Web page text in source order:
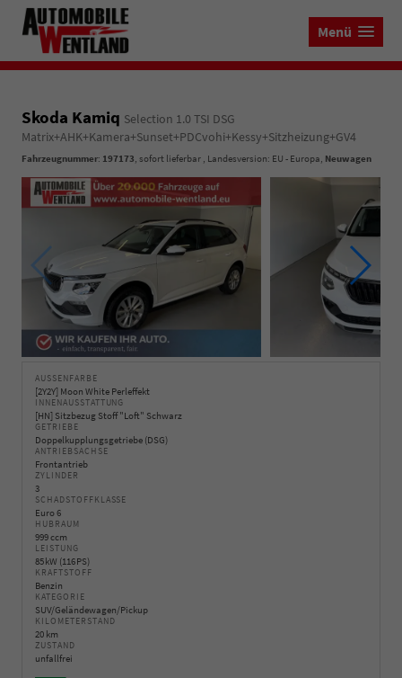
Menü
Skoda Kamiq Selection 1.0 TSI DSG
Matrix+AHK+Kamera+Sunset+PDCvohi+Kessy+Sitzheizung+GV4
Fahrzeugnummer: 197173, sofort lieferbar , Landesversion: EU - Europa, Neuwagen
AUSSENFARBE
[2Y2Y] Moon White Perleffekt
INNENAUSSTATTUNG
[HN] Sitzbezug Stoff "Loft" Schwarz
GETRIEBE
Doppelkupplungsgetriebe (DSG)
ANTRIEBSACHSE
Frontantrieb
ZYLINDER
3
SCHADSTOFFKLASSE
Euro 6
HUBRAUM
999 ccm
LEISTUNG
85 kW (116 PS)
KRAFTSTOFF
Benzin
KATEGORIE
SUV/Geländewagen/Pickup
KILOMETERSTAND
20 km
ZUSTAND
unfallfrei